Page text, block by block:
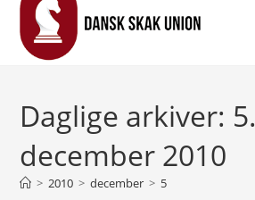
Daglige arkiver: 5.
december 2010
> 2010 > december > 5